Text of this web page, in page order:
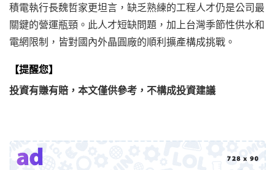
積電執行長魏哲家更坦言，缺乏熟練的工程人才仍是公司最
關鍵的營運瓶頸。此人才短缺問題，加上台灣季節性供水和
電網限制，皆對國內外晶圓廠的順利擴產構成挑戰。
【提醒您】
投資有賺有賠，本文僅供參考，不構成投資建議